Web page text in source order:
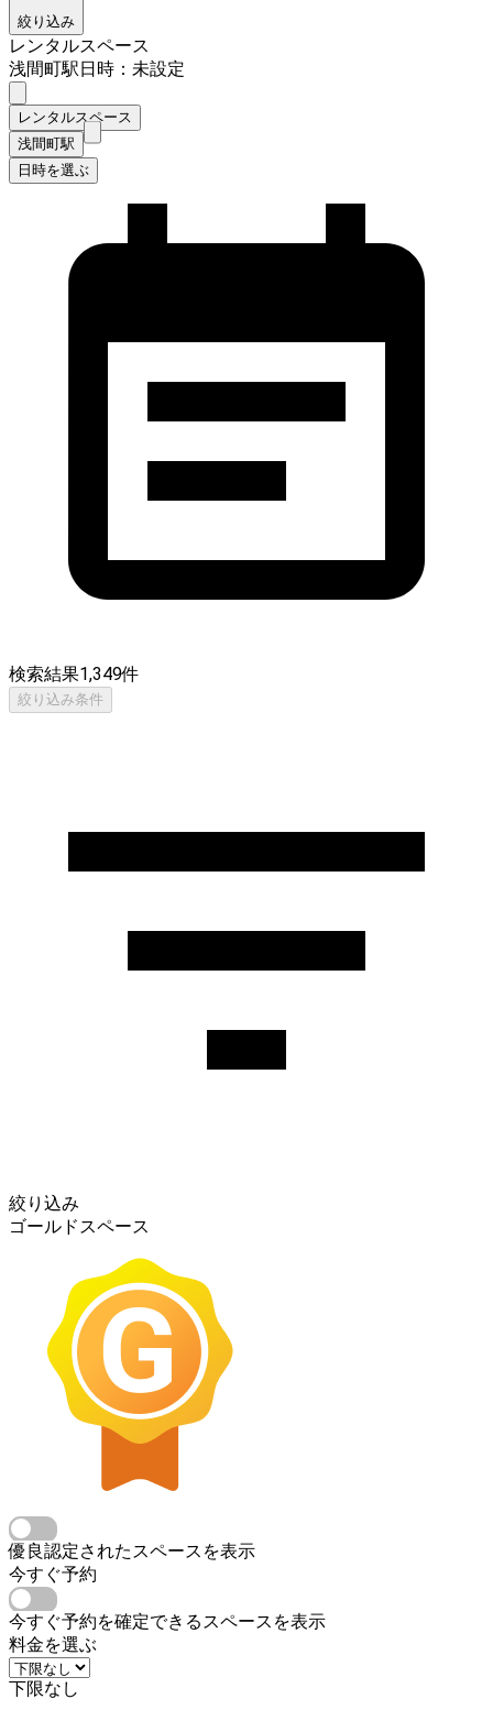
絞り込み
レンタルスペース
浅間町駅日時：未設定
レンタルスペース
浅間町駅
日時を選ぶ
検索結果1,349件
絞り込み条件
絞り込み
ゴールドスペース
優良認定されたスペースを表示
今すぐ予約
今すぐ予約を確定できるスペースを表示
料金を選ぶ
下限なし